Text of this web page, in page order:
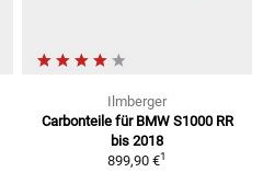
Ilmberger
Carbonteile für BMW S1000 RR
bis 2018
899,90 €1